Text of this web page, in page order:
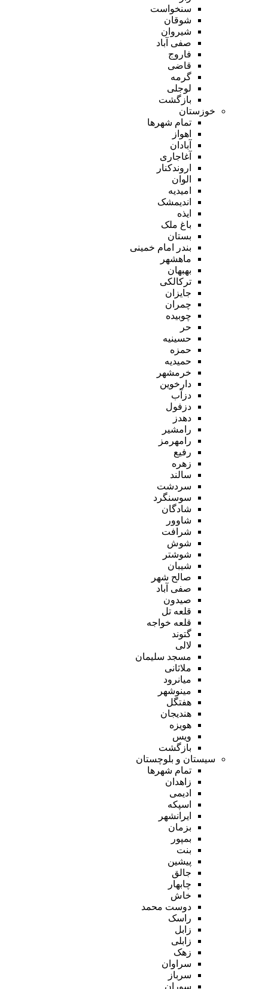
سنخواست
شوقان
شیروان
صفی آباد
فاروج
قاضی
گرمه
لوجلی
بازگشت
خوزستان
تمام شهر‌ها
اهواز
آبادان
آغاجاری
اروندکنار
الوان
امیدیه
اندیمشک
ایذه
باغ ملک
بستان
بندر امام خمینی
ماهشهر
بهبهان
ترکالکی
جایزان
چمران
چوبیده
حر
حسینیه
حمزه
حمیدیه
خرمشهر
دارخوین
دزآب
دزفول
دهدز
رامشیر
رامهرمز
رفیع
زهره
سالند
سردشت
سوسنگرد
شادگان
شاوور
شرافت
شوش
شوشتر
شیبان
صالح شهر
صفی آباد
صیدون
قلعه تل
قلعه خواجه
گتوند
لالی
مسجد سلیمان
ملاثانی
میانرود
مینوشهر
هفتگل
هندیجان
هویزه
ویس
بازگشت
سیستان و بلوچستان
تمام شهر‌ها
زاهدان
ادیمی
اسپکه
ایرانشهر
بزمان
بمپور
بنت
پیشین
جالق
چابهار
خاش
دوست محمد
راسک
زابل
زابلی
زهک
سراوان
سرباز
سوران